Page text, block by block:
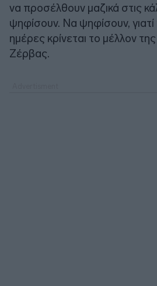
να προσέλθουν μαζικά στις
ψηφίσουν. Να ψηφίσουν,
ημέρες κρίνεται το μέλλον
Ζέρβας.